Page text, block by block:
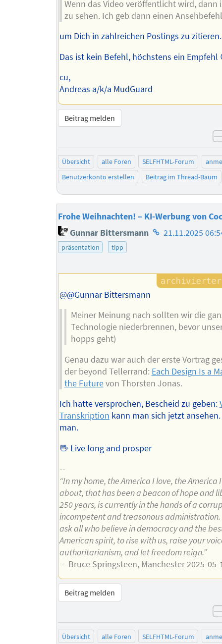
Wenn das Video veröffentlicht wird, dann
zu sehen. Ich geb dann einen
um Dich in zahlreichen Postings zu zitieren.
Das ist kein Befehl, höchstens ein Empfehl
cu,
Andreas a/k/a MudGuard
Beitrag melden
Übersicht alle Foren SELFHTML-Forum
Benutzerkonto erstellen
Beitrag im Thread-Baum
Frohe Weihnachten! – KI-Werbung von
Gunnar Bittersmann Homepage
21.11.2025
präsentation tipp
@@Gunnar Bittersmann
Meiner Meinung nach sollten wir die
Technologie niederbrennen, bevor
hopps geht)
Genau dazu war auch der erste Vortrag
der beyond Tellerrand: Each Design Is a
the Futurevon Thorsten Jonas.
Ich hatte versprochen, Bescheid zu geben:
Transkription kann man sich jetzt
man.
🖖 Live long and prosper
--
“In my home, the America I love, the
about, that has been a beacon of hope and
250 years, is currently in the hands of a
incompetent and treasonous administration.
ask all who believe in democracy and the
American spirit, to rise with us, raise your
authoritarianism, and let freedom reign.”
— Bruce Springsteen, Manchester 2025-05-
Beitrag melden
Übersicht alle Foren SELFHTML-Forum